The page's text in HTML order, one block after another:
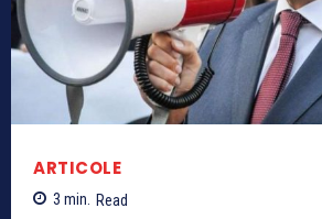
ARTICOLE
3 min. Read